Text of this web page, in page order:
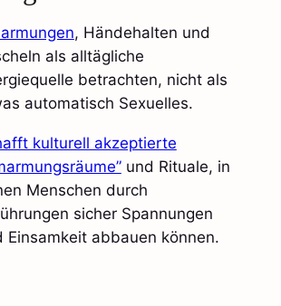
, Händehalten und
als alltägliche
betrachten, nicht als
automatisch Sexuelles.
kulturell akzeptierte
und Rituale, in
Menschen durch
sicher Spannungen
Einsamkeit abbauen können.